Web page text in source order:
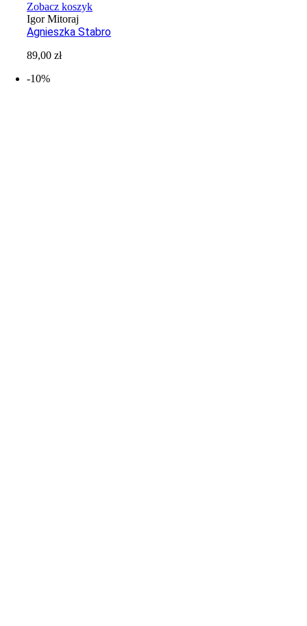
Zobacz koszyk
Igor Mitoraj
Agnieszka Stabro
89,00zł
-10%